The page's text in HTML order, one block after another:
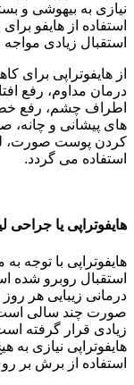
نیازی به بیهوشی و
استفاده از هایفو
استقبال زیادی
از هایفوتراپی
درمان مداوم، رفع
اطراف چشم، رفع
های پیشانی و
کردن پوست صورت،
استفاده می گردد.
هایفوتراپی یا
هایفوتراپی با توجه
استقبال روبرو شده
درمانی زیبایی هر
صورت چند سالی است
زیادی قرار گرفته
هایفوتراپی نیازی
استفاده از برش بر